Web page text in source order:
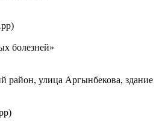
болезней»
район, улица Аргынбекова, здание